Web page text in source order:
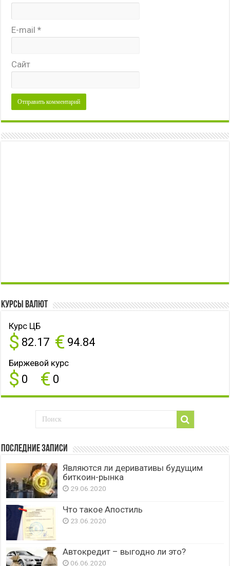
E-mail*
Сайт
Курсы валют
Курс ЦБ
$ 82.17 € 94.84
Биржевой курс
$ 0 € 0
Последние записи
Являются ли деривативы будущим
биткоин-рынка
29.06.2020
Что такое Апостиль
23.06.2020
Автокредит – выгодно ли это?
06.06.2020